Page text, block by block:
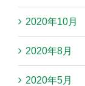
2020年10月
2020年8月
2020年5月